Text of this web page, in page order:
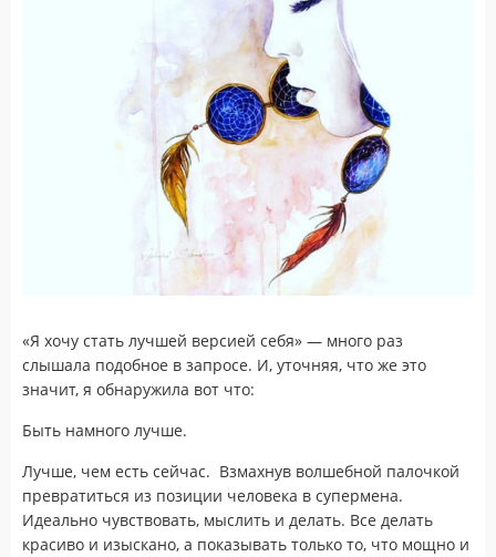
«Я хочу стать лучшей версией себя» — много раз
слышала подобное в запросе. И, уточняя, что же это
значит, я обнаружила вот что:
Быть намного лучше.
Лучше, чем есть сейчас. Взмахнув волшебной палочкой
превратиться из позиции человека в супермена.
Идеально чувствовать, мыслить и делать. Все делать
красиво и изыскано, а показывать только то, что мощно и